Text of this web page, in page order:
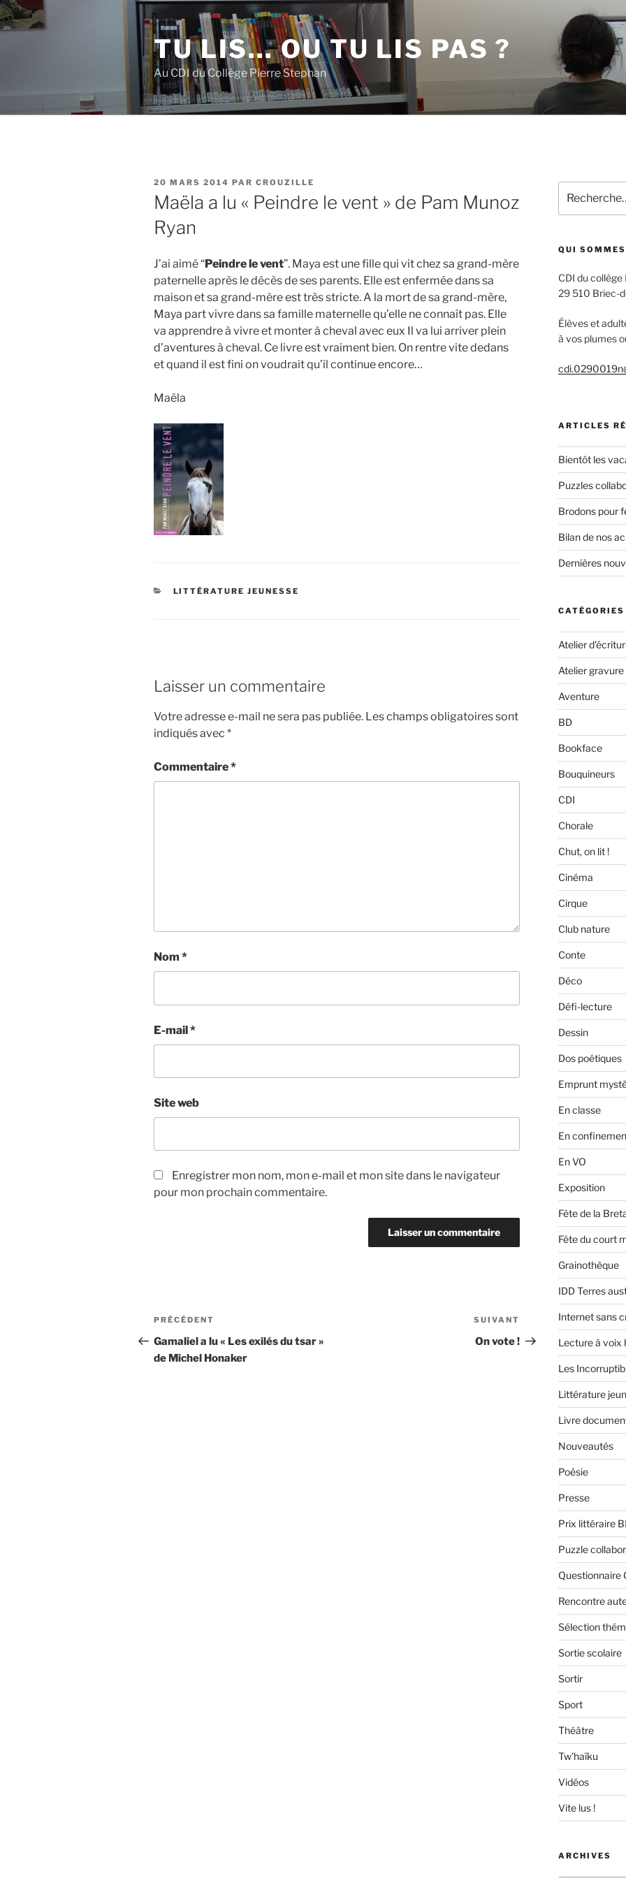
Aller
au
TU LIS… OU TU LIS PAS ?
Au CDI du Collège Pierre Stephan
PUBLIÉ
LE
20 MARS 2014 PAR CROUZILLE
Maëla a lu « Peindre le vent » de Pam Munoz
Ryan
J’ai aimé “Peindre le vent”. Maya est une fille qui vit chez sa grand-mère
paternelle après le décès de ses parents. Elle est enfermée dans sa
maison et sa grand-mère est très stricte. A la mort de sa grand-mère,
Maya part vivre dans sa famille maternelle qu’elle ne connaît pas. Elle
va apprendre à vivre et monter à cheval avec eux Il va lui arriver plein
d’aventures à cheval. Ce livre est vraiment bien. On rentre vite dedans
et quand il est fini on voudrait qu’il continue encore…
Maëla
CATÉGORIES
LITTÉRATURE JEUNESSE
Laisser un commentaire
Votre adresse e-mail ne sera pas publiée. Les champs obligatoires sont
indiqués avec *
Commentaire*
Nom *
E-mail*
Site web
Enregistrer mon nom, mon e-mail et mon site dans le navigateur
pour mon prochain commentaire.
Navigation
de
l’article
Article
précédent
PRÉCÉDENT
Gamaliel a lu « Les exilés du tsar »
de Michel Honaker
suivant
SUIVANT
On vote !
pour
:
QUI
CDI du
29 510 Briec-
Élèves et
à vos plumes
ARTICLES
Bientôt les
Puzzles
Brodons pour
Bilan de nos
Dernières
CATÉGORIES
Atelier
Atelier gravure
Aventure
BD
Bookface
Bouquineurs
CDI
Chorale
Chut, on lit !
Cinéma
Cirque
Club nature
Conte
Déco
Défi-lecture
Dessin
Dos poétiques
Emprunt
En classe
En
En VO
Exposition
Fête de la
Fête du court
Grainothèque
IDD Terres
Internet sans
Lecture à voix
Les
Littérature
Livre
Nouveautés
Poésie
Presse
Prix littéraire
Puzzle
Questionnaire
Rencontre
Sélection
Sortie scolaire
Sortir
Sport
Théâtre
Tw'haïku
Vidéos
Vite lus !
ARCHIVES